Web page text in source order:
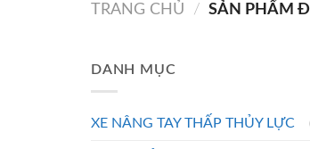
TRANG CHỦ / SẢN PHẨM
DANH MỤC
XE NÂNG TAY THẤP THỦY LỰC